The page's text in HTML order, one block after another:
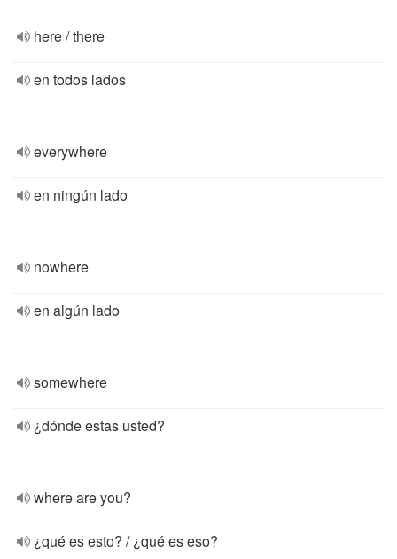
here / there
en todos lados
everywhere
en ningún lado
nowhere
en algún lado
somewhere
¿dónde estas usted?
where are you?
¿qué es esto? / ¿qué es eso?